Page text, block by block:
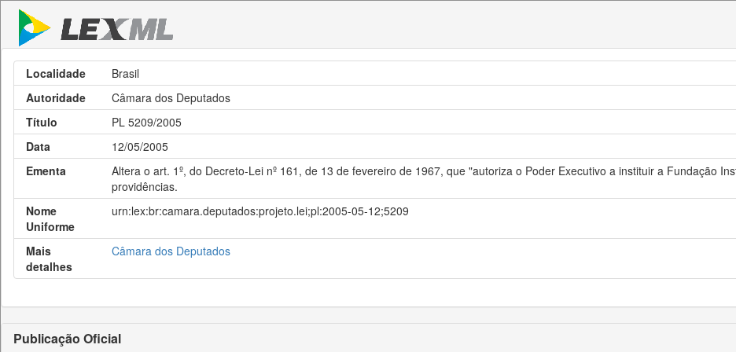
Localidade
Brasil
Autoridade
Câmara dos Deputados
Título
PL 5209/2005
Data
12/05/2005
Ementa
Altera o art. 1º, do Decreto-Lei nº 161, de 13 de fevereiro de 1967, que "autoriza o Poder Executivo a instituir a Fundação
providências.
Nome
Uniforme
urn:lex:br:camara.deputados:projeto.lei;pl:2005-05-12;5209
Mais
detalhes
Câmara dos Deputados
Publicação Oficial